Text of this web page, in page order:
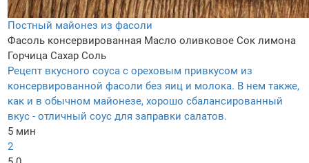
Постный майонез из фасоли
Фасоль консервированная Масло оливковое Сок лимона
Горчица Сахар Соль
Рецепт вкусного соуса с ореховым привкусом из
консервированной фасоли без яиц и молока. В нем также,
как и в обычном майонезе, хорошо сбалансированный
вкус - отличный соус для заправки салатов.
5 мин
2